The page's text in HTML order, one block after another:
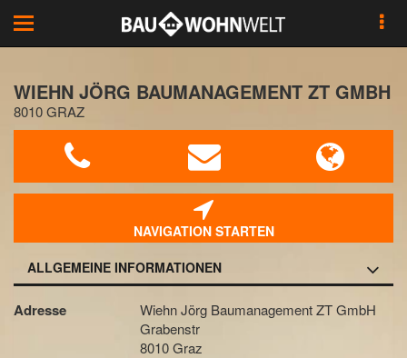
Toggle
navigation
WIEHN JÖRG BAUMANAGEMENT ZT GMBH
8010 GRAZ
NAVIGATION STARTEN
ALLGEMEINE INFORMATIONEN
Adresse
Wiehn Jörg Baumanagement ZT GmbH
Grabenstr
8010 Graz